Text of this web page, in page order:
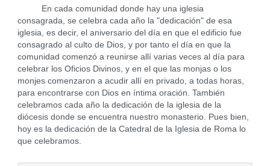
En cada comunidad donde hay una iglesia
consagrada, se celebra cada año la "dedicación" de esa
iglesia, es decir, el aniversario del día en que el edificio fue
consagrado al culto de Dios, y por tanto el día en que la
comunidad comenzó a reunirse allí varias veces al día para
celebrar los Oficios Divinos, y en el que las monjas o los
monjes comenzaron a acudir allí en privado, a todas horas,
para encontrarse con Dios en íntima oración. También
celebramos cada año la dedicación de la iglesia de la
diócesis donde se encuentra nuestro monasterio. Pues bien,
hoy es la dedicación de la Catedral de la Iglesia de Roma lo
que celebramos.